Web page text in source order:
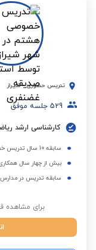
تدریس حضوری - شیراز
529 جلسه موفق
کارشناسی ارشد
سابقه 10 سال تدریس خصوصی
بیش از چهار سال
سابقه تدریس در مدارس
برای مشاهده